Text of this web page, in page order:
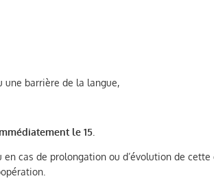
une barrière de la langue,
le 15
cas de prolongation ou d’évolution de cette